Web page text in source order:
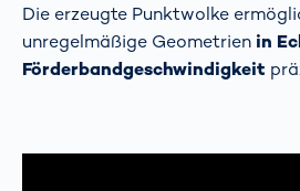
Die erzeugte Punktwolke
unregelmäßige Geometrien in
Förderbandgeschwindigkeit